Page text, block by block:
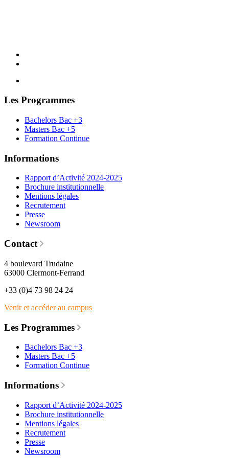
Les Programmes
Bachelors Bac +3
Masters Bac +5
Formation Continue
Informations
Rapport d’Activité 2024-2025
Brochure institutionnelle
Mentions légales
Recrutement
Presse
Newsroom
Contact
4 boulevard Trudaine
63000 Clermont-Ferrand
+33 (0)4 73 98 24 24
Venir et accéder au campus
Les Programmes
Bachelors Bac +3
Masters Bac +5
Formation Continue
Informations
Rapport d’Activité 2024-2025
Brochure institutionnelle
Mentions légales
Recrutement
Presse
Newsroom